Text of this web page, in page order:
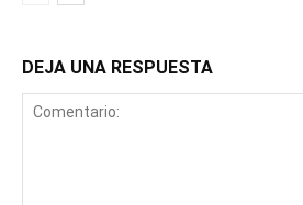
DEJA UNA RESPUESTA